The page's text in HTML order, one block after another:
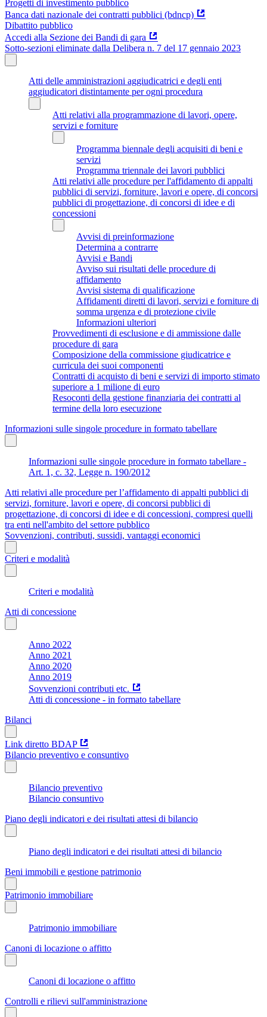
Progetti di investimento pubblico
Banca dati nazionale dei contratti pubblici (bdncp)
Dibattito pubblico
Accedi alla Sezione dei Bandi di gara
Sotto-sezioni eliminate dalla Delibera n. 7 del 17 gennaio 2023
Atti delle amministrazioni aggiudicatrici e degli enti
aggiudicatori distintamente per ogni procedura
Atti relativi alla programmazione di lavori, opere,
servizi e forniture
Programma biennale degli acquisiti di beni e
servizi
Programma triennale dei lavori pubblici
Atti relativi alle procedure per l'affidamento di appalti
pubblici di servizi, forniture, lavori e opere, di concorsi
pubblici di progettazione, di concorsi di idee e di
concessioni
Avvisi di preinformazione
Determina a contrarre
Avvisi e Bandi
Avviso sui risultati delle procedure di
affidamento
Avvisi sistema di qualificazione
Affidamenti diretti di lavori, servizi e forniture di
somma urgenza e di protezione civile
Informazioni ulteriori
Provvedimenti di esclusione e di ammissione dalle
procedure di gara
Composizione della commissione giudicatrice e
curricula dei suoi componenti
Contratti di acquisto di beni e servizi di importo stimato
superiore a 1 milione di euro
Resoconti della gestione finanziaria dei contratti al
termine della loro esecuzione
Informazioni sulle singole procedure in formato tabellare
Informazioni sulle singole procedure in formato tabellare -
Art. 1, c. 32, Legge n. 190/2012
Atti relativi alle procedure per l’affidamento di appalti pubblici di
servizi, forniture, lavori e opere, di concorsi pubblici di
progettazione, di concorsi di idee e di concessioni, compresi quelli
tra enti nell'ambito del settore pubblico
Sovvenzioni, contributi, sussidi, vantaggi economici
Criteri e modalità
Criteri e modalità
Atti di concessione
Anno 2022
Anno 2021
Anno 2020
Anno 2019
Sovvenzioni contributi etc.
Atti di concessione - in formato tabellare
Bilanci
Link diretto BDAP
Bilancio preventivo e consuntivo
Bilancio preventivo
Bilancio consuntivo
Piano degli indicatori e dei risultati attesi di bilancio
Piano degli indicatori e dei risultati attesi di bilancio
Beni immobili e gestione patrimonio
Patrimonio immobiliare
Patrimonio immobiliare
Canoni di locazione o affitto
Canoni di locazione o affitto
Controlli e rilievi sull'amministrazione